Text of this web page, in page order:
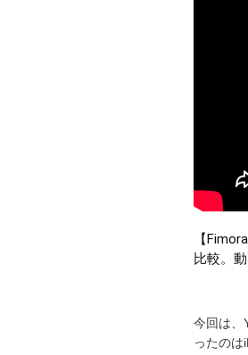
【
比較。
今回は、
ったの